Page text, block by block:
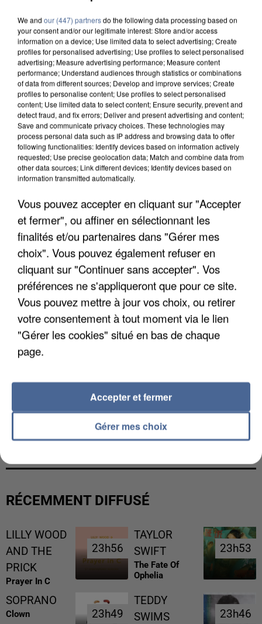
APRÈS TOUTES CES CANICULES, LES REFUGES
DE FAUNE SAUVAGE SONT...
L’UN DES FONDATEURS SUPPOSÉS DE LA DZ
MAFIA INTERPELLÉ EN ALGÉRIE
RÉCEMMENT DIFFUSÉ
LILLY WOOD
AND THE
PRICK
Prayer In C
23h56
23h56
TAYLOR
SWIFT
The Fate Of
Ophelia
23h53
23h53
SOPRANO
Clown 23h49
23h49
TEDDY
SWIMS
23h46
23h46
We and our (447) partnersdo the following data processing based on
your consent and/or our legitimate interest: Store and/or access
information on a device; Use limited data to select advertising; Create
profiles for personalised advertising; Use profiles to select personalised
advertising; Measure advertising performance; Measure content
performance; Understand audiences through statistics or combinations
of data from different sources; Develop and improve services; Create
profiles to personalise content; Use profiles to select personalised
content; Use limited data to select content; Ensure security, prevent and
detect fraud, and fix errors; Deliver and present advertising and content;
Save and communicate privacy choices. These technologies may
process personal data such as IP address and browsing data to offer
following functionalities: Identify devices based on information actively
requested; Use precise geolocation data; Match and combine data from
other data sources; Link different devices; Identify devices based on
information transmitted automatically.
Vous pouvez accepter en cliquant sur "Accepter
et fermer", ou affiner en sélectionnant les
finalités et/ou partenaires dans "Gérer mes
choix". Vous pouvez également refuser en
cliquant sur "Continuer sans accepter". Vos
préférences ne s'appliqueront que pour ce site.
Vous pouvez mettre à jour vos choix, ou retirer
votre consentement à tout moment via le lien
"Gérer les cookies" situé en bas de chaque
page.
Gérer mes choix
Accepter et fermer